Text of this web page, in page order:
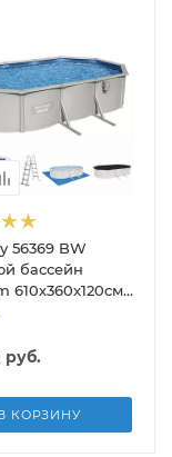
56369 BW
бассейн
610х360х120см,
нас
руб.
КОРЗИНУ